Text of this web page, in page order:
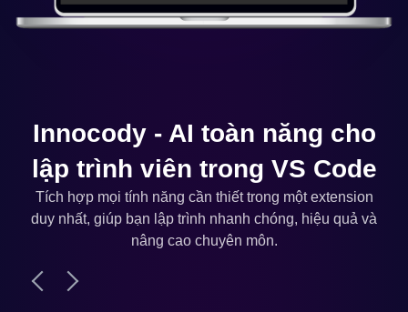
Innocody - AI toàn năng cho
lập trình viên trong VS Code
Tích hợp mọi tính năng cần thiết trong một extension
duy nhất, giúp bạn lập trình nhanh chóng, hiệu quả và
nâng cao chuyên môn.